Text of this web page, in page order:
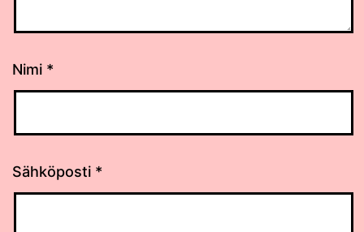
Nimi *
Sähköposti *